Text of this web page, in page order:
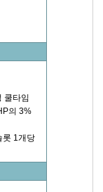
쿨타임
의 3%
롯 1개당